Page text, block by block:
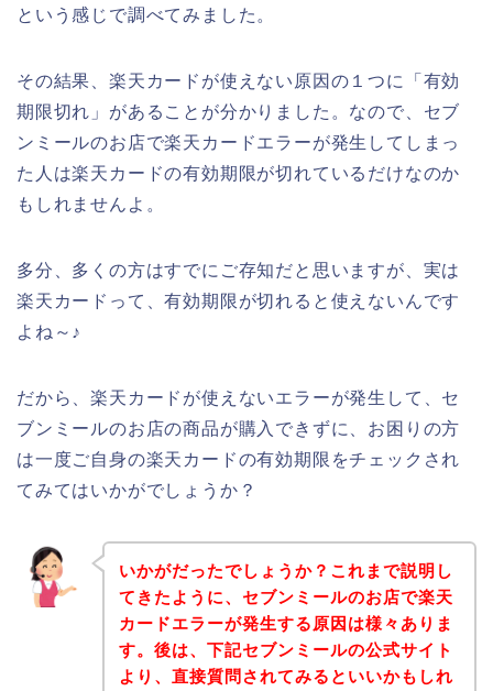
という感じで調べてみました。
その結果、楽天カードが使えない原因の１つに「有効
期限切れ」があることが分かりました。なので、セブ
ンミールのお店で楽天カードエラーが発生してしまっ
た人は楽天カードの有効期限が切れているだけなのか
もしれませんよ。
多分、多くの方はすでにご存知だと思いますが、実は
楽天カードって、有効期限が切れると使えないんです
よね～♪
だから、楽天カードが使えないエラーが発生して、セ
ブンミールのお店の商品が購入できずに、お困りの方
は一度ご自身の楽天カードの有効期限をチェックされ
てみてはいかがでしょうか？
いかがだったでしょうか？これまで説明し
てきたように、セブンミールのお店で楽天
カードエラーが発生する原因は様々ありま
す。後は、下記セブンミールの公式サイト
より、直接質問されてみるといいかもしれ